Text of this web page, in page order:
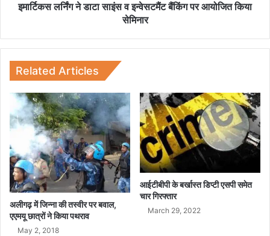
इ
न्वे
ट
मैं
ट
बैं
किं
ग
प
र
आ
इमार्टिकस लर्निंग ने डाटा साइंस व इन्वेसटमैंट बैंकिंग पर आयोजित किया
सेमिनार
Related Articles
अलीगढ़ में जिन्ना की तस्वीर पर बवाल,
एएमयू छात्रों ने किया पथराव
May 2, 2018
आईटीबीपी के बर्खास्त डिप्टी एसपी समेत
चार गिरफ्तार
March 29, 2022